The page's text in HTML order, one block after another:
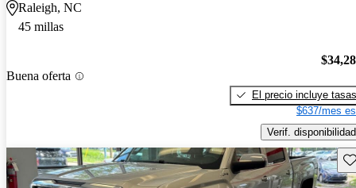
Raleigh, NC
45 millas
Buena oferta
El precio incluye tasas
$637/mes
Verif. disponibilidad